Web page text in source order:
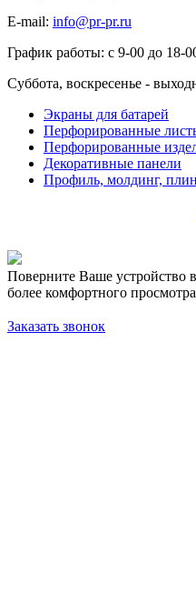
E-mail: info@pr-pr.ru
График работы: с 9-00 до 18-
Суббота, воскресенье -
Экраны для батарей
Перфорированные
Перфорированные
Декоративные панели
Профиль, молдинг,
Поверните Ваше устройство
более комфортного
Заказать звонок